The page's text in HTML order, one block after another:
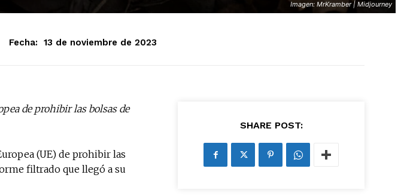
No te pierdas de las últimas
Imagen: MrKramber | Midjourney
Fecha: 13 de noviembre de 2023
de prohibir las bolsas de
(UE) de prohibir las
filtrado que llegó a su
SHARE POST: